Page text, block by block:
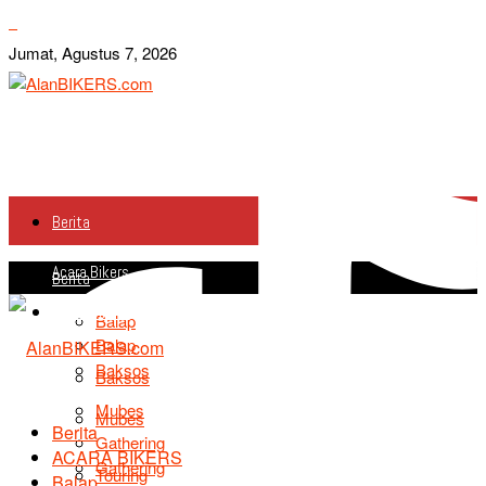
Jumat, Agustus 7, 2026
Berita
Acara Bikers
Balap
Baksos
Mubes
Gathering
Berita
Acara Bikers
Balap
Baksos
Mubes
Gathering
Touring
Berita
ACARA BIKERS